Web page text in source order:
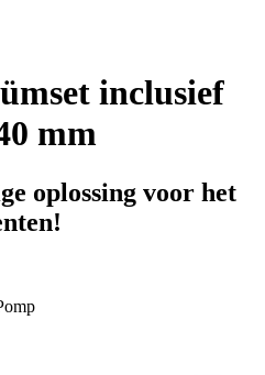
inclusief
mm
oplossing voor het